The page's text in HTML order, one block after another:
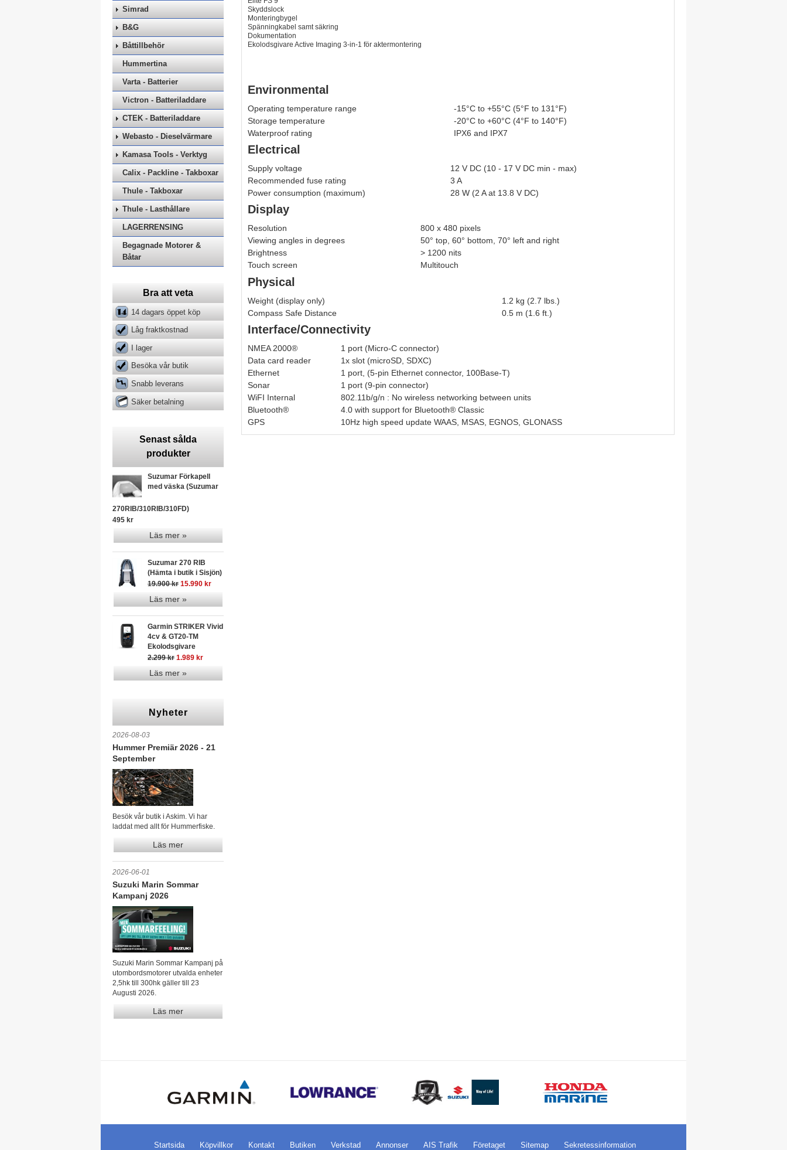
Simrad
B&G
Båttillbehör
Hummertina
Varta - Batterier
Victron - Batteriladdare
CTEK - Batteriladdare
Webasto - Dieselvärmare
Kamasa Tools - Verktyg
Calix - Packline - Takboxar
Thule - Takboxar
Thule - Lasthållare
LAGERRENSING
Begagnade Motorer &
Båtar
Bra att veta
14 dagars öppet köp
Låg fraktkostnad
I lager
Besöka vår butik
Snabb leverans
Säker betalning
Skyddslock
Monteringbygel
Spänningkabel samt säkring
Dokumentation
Ekolodsgivare Active Imaging 3-in-1 för aktermontering
Environmental
Operating temperature range
-15°C to +55°C (5°F to 131°F)
Storage temperature
-20°C to +60°C (4°F to 140°F)
Waterproof rating
IPX6 and IPX7
Electrical
Supply voltage
12 V DC (10 - 17 V DC min - max)
Recommended fuse rating
3 A
Power consumption (maximum)
28 W (2 A at 13.8 V DC)
Display
Resolution
800 x 480 pixels
Viewing angles in degrees
50° top, 60° bottom, 70° left and right
Brightness
> 1200 nits
Touch screen
Multitouch
Physical
Weight (display only)
1.2 kg (2.7 lbs.)
Compass Safe Distance
0.5 m (1.6 ft.)
Interface/Connectivity
NMEA 2000®
1 port (Micro-C connector)
Data card reader
1x slot (microSD, SDXC)
Ethernet
1 port, (5-pin Ethernet connector, 100Base-T)
Sonar
1 port (9-pin connector)
WiFI Internal
802.11b/g/n : No wireless networking between units
Bluetooth®
4.0 with support for Bluetooth® Classic
GPS
10Hz high speed update WAAS, MSAS, EGNOS, GLONASS
Senast sålda
produkter
Suzumar Förkapell
med väska (Suzumar
270RIB/310RIB/310FD)
495 kr
Läs mer »
Suzumar 270 RIB
(Hämta i butik i Sisjön)
19.900 kr 15.990 kr
Läs mer »
Garmin STRIKER Vivid
4cv & GT20-TM
Ekolodsgivare
2.299 kr 1.989 kr
Läs mer »
Nyheter
2026-08-03
Hummer Premiär 2026 - 21
September
Besök vår butik i Askim. Vi har
laddat med allt för Hummerfiske.
Läs mer
2026-06-01
Suzuki Marin Sommar
Kampanj 2026
Suzuki Marin Sommar Kampanj på
utombordsmotorer utvalda enheter
2,5hk till 300hk gäller till 23
Augusti 2026.
Läs mer
Startsida Köpvillkor Kontakt Butiken Verkstad Annonser AIS Trafik Företaget Sitemap Sekretessinformation